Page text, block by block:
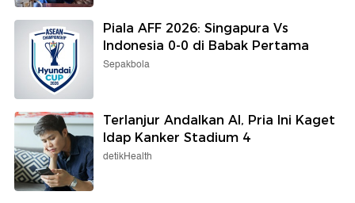
Piala AFF 2026: Singapura Vs
Indonesia 0-0 di Babak Pertama
Sepakbola
Terlanjur Andalkan AI, Pria Ini Kaget
Idap Kanker Stadium 4
detikHealth